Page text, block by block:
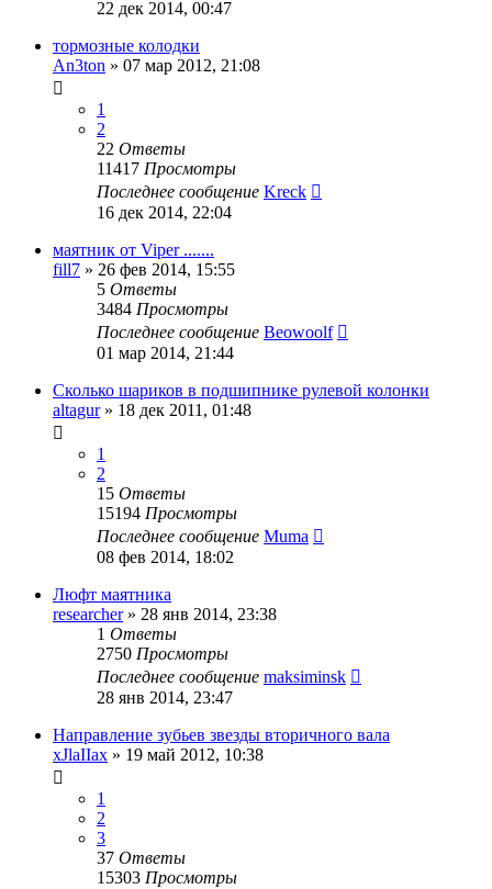
22 дек 2014, 00:47
тормозные колодки
An3ton » 07 мар 2012, 21:08
1
2
22 Ответы
11417 Просмотры
Последнее сообщение Kreck
16 дек 2014, 22:04
маятник от Viper .......
fill7 » 26 фев 2014, 15:55
5 Ответы
3484 Просмотры
Последнее сообщение Beowoolf
01 мар 2014, 21:44
Сколько шариков в подшипнике рулевой колонки
altagur» 18 дек 2011, 01:48
1
2
15 Ответы
15194 Просмотры
Последнее сообщение Muma
08 фев 2014, 18:02
Люфт маятника
researcher» 28 янв 2014, 23:38
1 Ответы
2750 Просмотры
Последнее сообщение maksiminsk
28 янв 2014, 23:47
Направление зубьев звезды вторичного вала
xJlaIIax » 19 май 2012, 10:38
1
2
3
37 Ответы
15303 Просмотры